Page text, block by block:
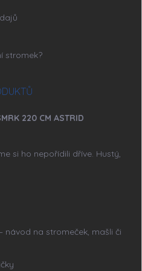
stromek?
220 CM ASTRID
si ho nepořídili dříve. Hustý,
návod na stromeček, mašli či